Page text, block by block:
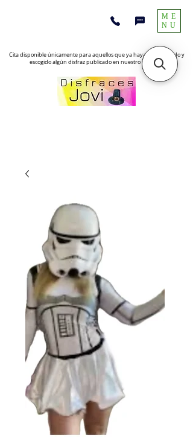
Cita disponible únicamente para aquellos que ya hayan encontrado y
escogido algún disfraz publicado en nuestro sitio web
ME
NU